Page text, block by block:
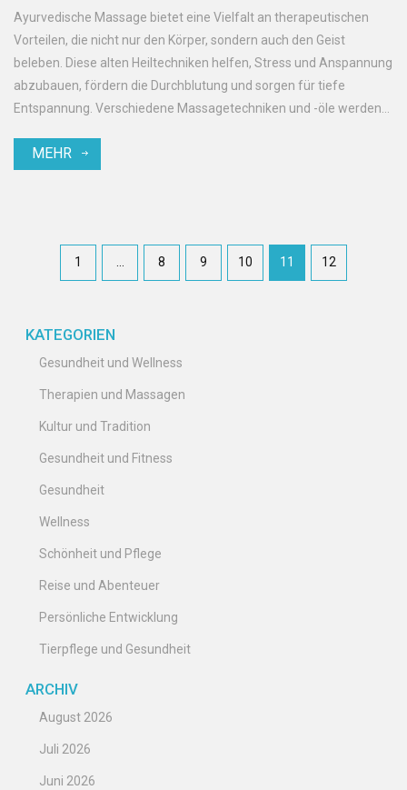
Ayurvedische Massage bietet eine Vielfalt an therapeutischen
Vorteilen, die nicht nur den Körper, sondern auch den Geist
beleben. Diese alten Heiltechniken helfen, Stress und Anspannung
abzubauen, fördern die Durchblutung und sorgen für tiefe
Entspannung. Verschiedene Massagetechniken und -öle werden
optimales Wohlgefühl zu erlangen. Entdecken Sie, wie diese
MEHR
1 … 8 9 10 11 12
KATEGORIEN
Gesundheit und Wellness
Therapien und Massagen
Kultur und Tradition
Gesundheit und Fitness
Gesundheit
Wellness
Schönheit und Pflege
Reise und Abenteuer
Persönliche Entwicklung
Tierpflege und Gesundheit
ARCHIV
August 2026
Juli 2026
Juni 2026